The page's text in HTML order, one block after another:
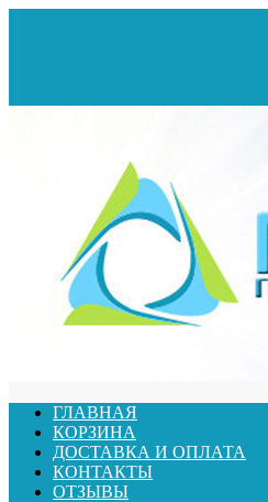
ГЛАВНАЯ
КОРЗИНА
ДОСТАВКА И ОПЛАТА
КОНТАКТЫ
ОТЗЫВЫ